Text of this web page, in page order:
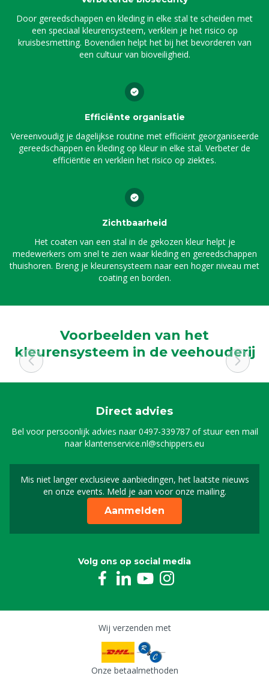
Door gereedschappen en kleding in elke stal te scheiden met
een speciaal kleurensysteem, verklein je het risico op
kruisbesmetting. Bovendien helpt het bij het bevorderen van
een cultuur van bioveiligheid.
Efficiënte organisatie
Vereenvoudig je dagelijkse routine met efficiënt georganiseerde
gereedschappen en kleding op kleur in elke stal. Verbeter de
efficiëntie en verklein het risico op ziektes.
Zichtbaarheid
Het coaten van een stal in de gekozen kleur helpt je
medewerkers om snel te zien waar kleding en gereedschappen
thuishoren. Breng je kleurensysteem naar een hoger niveau met
coating en borden.
Voorbeelden van het
kleurensysteem in de veehouderij
Direct advies
Bel voor persoonlijk advies naar0497-339787of stuur een mail
naarklantenservice.nl@schippers.eu
Mis niet langer exclusieve aanbiedingen, het laatste nieuws
en onze events. Meld je aan voor onze mailing.
Schrijf je in voor onze
Aanmelden
Volg ons op social media
Wij verzenden met
Onze betaalmethoden